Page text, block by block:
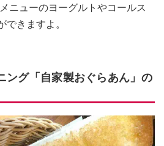
ニューのヨーグルトやコールス
できますよ。
ング「自家製おぐらあん」の